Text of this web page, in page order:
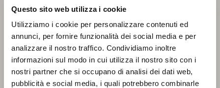
Questo sito web utilizza i cookie
Utilizziamo i cookie per personalizzare contenuti ed
annunci, per fornire funzionalità dei social media e per
analizzare il nostro traffico. Condividiamo inoltre
informazioni sul modo in cui utilizza il nostro sito con i
nostri partner che si occupano di analisi dei dati web,
pubblicità e social media, i quali potrebbero combinarle
LIGHT AS+F3